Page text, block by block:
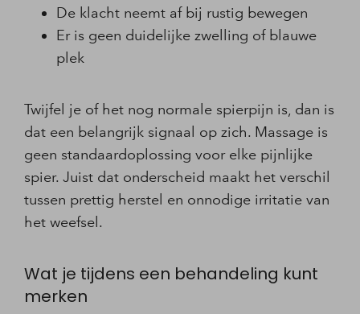
De klacht neemt af bij rustig bewegen
Er is geen duidelijke zwelling of blauwe
plek
Twijfel je of het nog normale spierpijn is, dan is
dat een belangrijk signaal op zich. Massage is
geen standaardoplossing voor elke pijnlijke
spier. Juist dat onderscheid maakt het verschil
tussen prettig herstel en onnodige irritatie van
het weefsel.
Wat je tijdens een behandeling kunt
merken